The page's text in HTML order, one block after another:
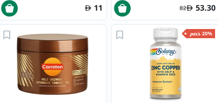
53.30
82
11
20% خصم